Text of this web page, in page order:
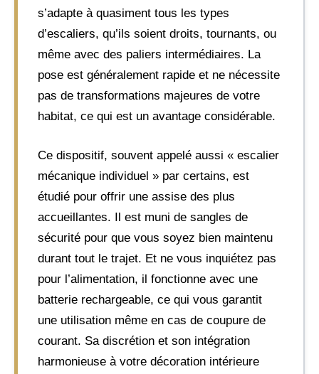
s’adapte à quasiment tous les types
d’escaliers, qu’ils soient droits, tournants, ou
même avec des paliers intermédiaires. La
pose est généralement rapide et ne nécessite
pas de transformations majeures de votre
habitat, ce qui est un avantage considérable.
Ce dispositif, souvent appelé aussi « escalier
mécanique individuel » par certains, est
étudié pour offrir une assise des plus
accueillantes. Il est muni de sangles de
sécurité pour que vous soyez bien maintenu
durant tout le trajet. Et ne vous inquiétez pas
pour l’alimentation, il fonctionne avec une
batterie rechargeable, ce qui vous garantit
une utilisation même en cas de coupure de
courant. Sa discrétion et son intégration
harmonieuse à votre décoration intérieure